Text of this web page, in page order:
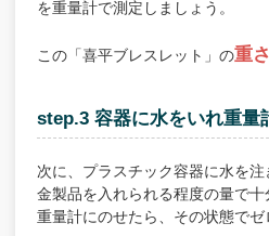
を重量計で測定しましょう。
この「喜平ブレスレット」の重
step.3 容器に水をいれ重量
次に、プラスチック容器に水を
金製品を入れられる程度の量で
重量計にのせたら、その状態でゼ